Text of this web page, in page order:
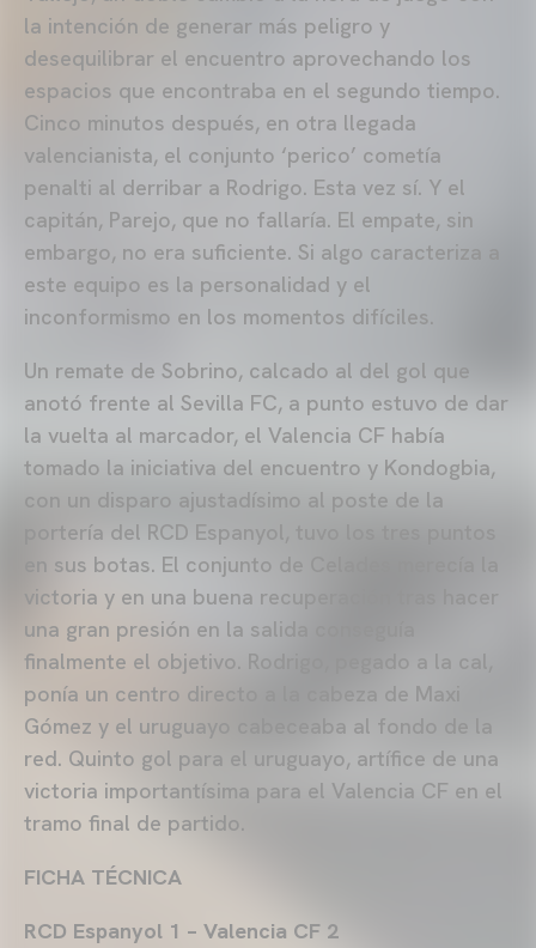
la intención de generar más peligro y
desequilibrar el encuentro aprovechando los
espacios que encontraba en el segundo tiempo.
Cinco minutos después, en otra llegada
valencianista, el conjunto ‘perico’ cometía
penalti al derribar a Rodrigo. Esta vez sí. Y el
capitán, Parejo, que no fallaría. El empate, sin
embargo, no era suficiente. Si algo caracteriza a
este equipo es la personalidad y el
inconformismo en los momentos difíciles.
Un remate de Sobrino, calcado al del gol que
anotó frente al Sevilla FC, a punto estuvo de dar
la vuelta al marcador, el Valencia CF había
tomado la iniciativa del encuentro y Kondogbia,
con un disparo ajustadísimo al poste de la
portería del RCD Espanyol, tuvo los tres puntos
en sus botas. El conjunto de Celades merecía la
victoria y en una buena recuperación tras hacer
una gran presión en la salida conseguía
finalmente el objetivo. Rodrigo, pegado a la cal,
ponía un centro directo a la cabeza de Maxi
Gómez y el uruguayo cabeceaba al fondo de la
red. Quinto gol para el uruguayo, artífice de una
victoria importantísima para el Valencia CF en el
tramo final de partido.
FICHA TÉCNICA
RCD Espanyol 1 – Valencia CF 2